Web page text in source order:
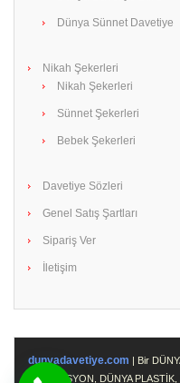
Dünya Sünnet Davetiye
Nikah Şekerleri
Nikah Şekerleri
Sünnet Şekerleri
Bebek Şekerleri
Davetiye Sözleri
Genel Satış Şartları
Sipariş Ver
İletişim
dunyadavetiye.com | Bir
PROMOSYON, DÜNYA